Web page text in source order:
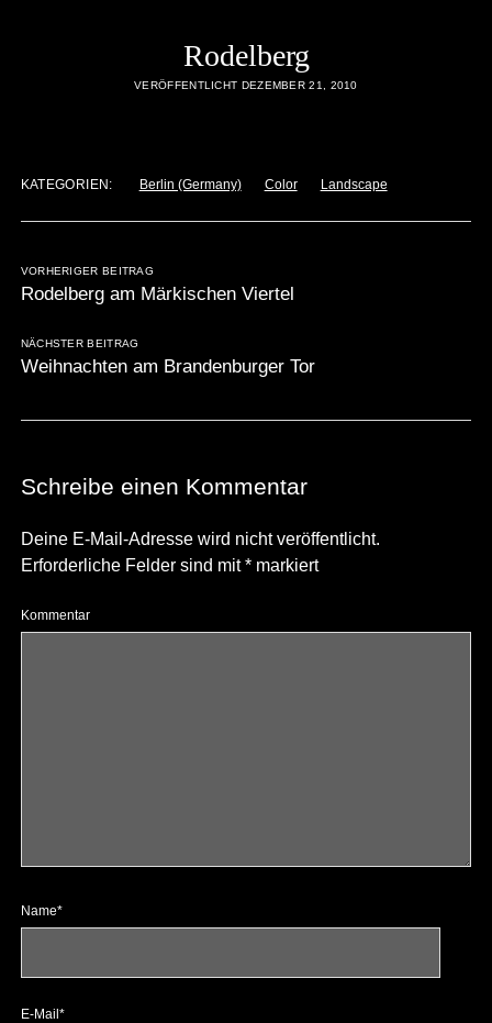
Rodelberg
VERÖFFENTLICHT DEZEMBER 21, 2010
KATEGORIEN: Berlin (Germany) Color Landscape
VORHERIGER BEITRAG
Rodelberg am Märkischen Viertel
NÄCHSTER BEITRAG
Weihnachten am Brandenburger Tor
Schreibe einen Kommentar
Deine E-Mail-Adresse wird nicht veröffentlicht.
Erforderliche Felder sind mit*markiert
Kommentar
Name*
E-Mail*